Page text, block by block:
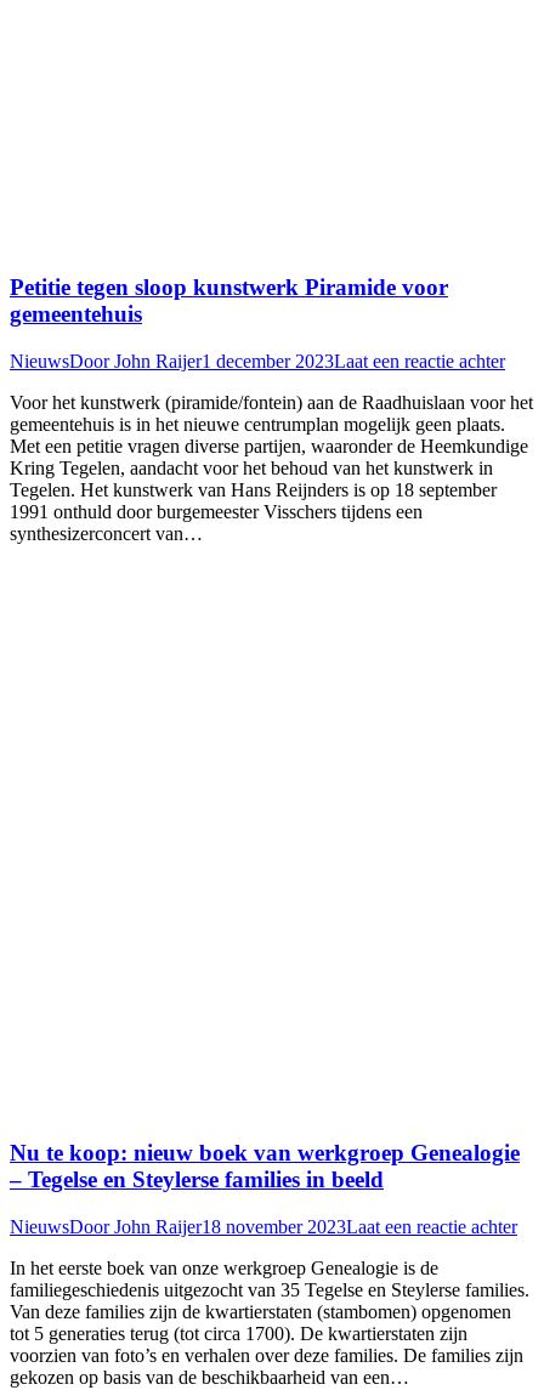
Petitie tegen sloop kunstwerk Piramide voor
gemeentehuis
NieuwsDoorJohn Raijer1 december 2023Laat een reactie achter
Voor het kunstwerk (piramide/fontein) aan de Raadhuislaan voor het
gemeentehuis is in het nieuwe centrumplan mogelijk geen plaats.
Met een petitie vragen diverse partijen, waaronder de Heemkundige
Kring Tegelen, aandacht voor het behoud van het kunstwerk in
Tegelen. Het kunstwerk van Hans Reijnders is op 18 september
1991 onthuld door burgemeester Visschers tijdens een
synthesizerconcert van…
Nu te koop: nieuw boek van werkgroep Genealogie
– Tegelse en Steylerse families in beeld
NieuwsDoorJohn Raijer18 november 2023Laat een reactie achter
In het eerste boek van onze werkgroep Genealogie is de
familiegeschiedenis uitgezocht van 35 Tegelse en Steylerse families.
Van deze families zijn de kwartierstaten (stambomen) opgenomen
tot 5 generaties terug (tot circa 1700). De kwartierstaten zijn
voorzien van foto’s en verhalen over deze families. De families zijn
gekozen op basis van de beschikbaarheid van een…